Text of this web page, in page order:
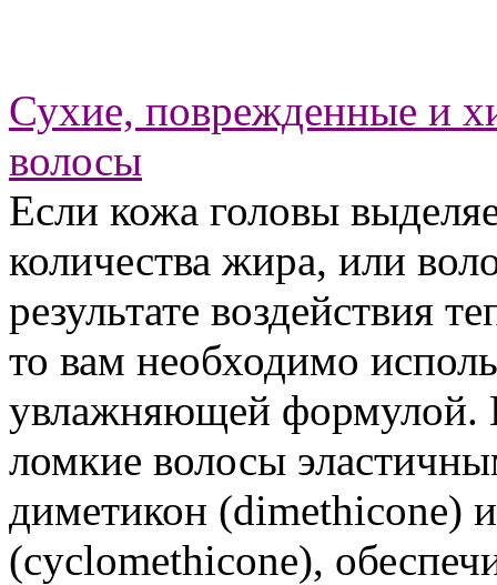
Сухие, поврежденные и
волосы
Если кожа головы
количества жира, или
результате воздействия
то вам необходимо
увлажняющей формулой.
ломкие волосы
диметикон (dimethicone)
(cyclomethicone),